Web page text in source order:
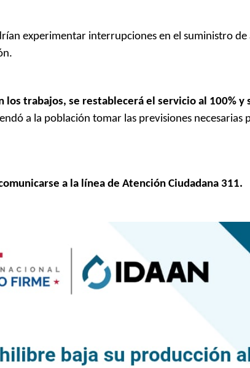
experimentar interrupciones en el suministro de
trabajos, se restablecerá el servicio al 100% y
a la población tomar las previsiones necesarias
a la línea de Atención Ciudadana 311.